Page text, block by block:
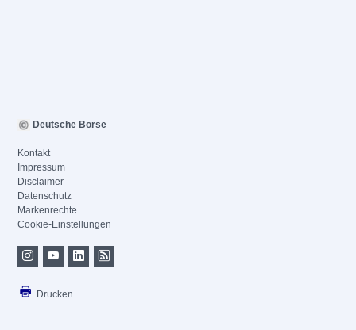
Deutsche Börse
Kontakt
Impressum
Disclaimer
Datenschutz
Markenrechte
Cookie-Einstellungen
Drucken